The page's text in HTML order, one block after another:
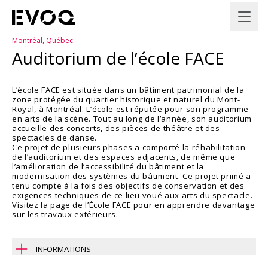
Montréal, Québec
Auditorium de l’école FACE
L’école FACE est située dans un bâtiment patrimonial de la
zone protégée du quartier historique et naturel du Mont-
Royal, à Montréal. L’école est réputée pour son programme
en arts de la scène. Tout au long de l’année, son auditorium
accueille des concerts, des pièces de théâtre et des
spectacles de danse.
Ce projet de plusieurs phases a comporté la réhabilitation
de l’auditorium et des espaces adjacents, de même que
l’amélioration de l’accessibilité du bâtiment et la
modernisation des systèmes du bâtiment. Ce projet primé a
tenu compte à la fois des objectifs de conservation et des
exigences techniques de ce lieu voué aux arts du spectacle.
Visitez la page de l’École FACE pour en apprendre davantage
sur les travaux extérieurs.
INFORMATIONS